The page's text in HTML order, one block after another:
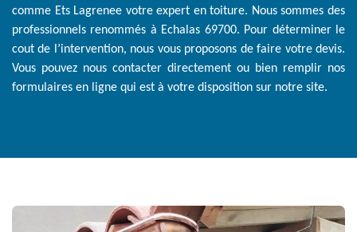
comme Ets Lagrenee votre expert en toiture. Nous sommes des
professionnels renommés à Echalas 69700. Pour déterminer le
cout de l’intervention, nous vous proposons de faire votre devis.
Vous pouvez nous contacter directement ou bien remplir nos
formulaires en ligne qui est à votre disposition sur notre site.